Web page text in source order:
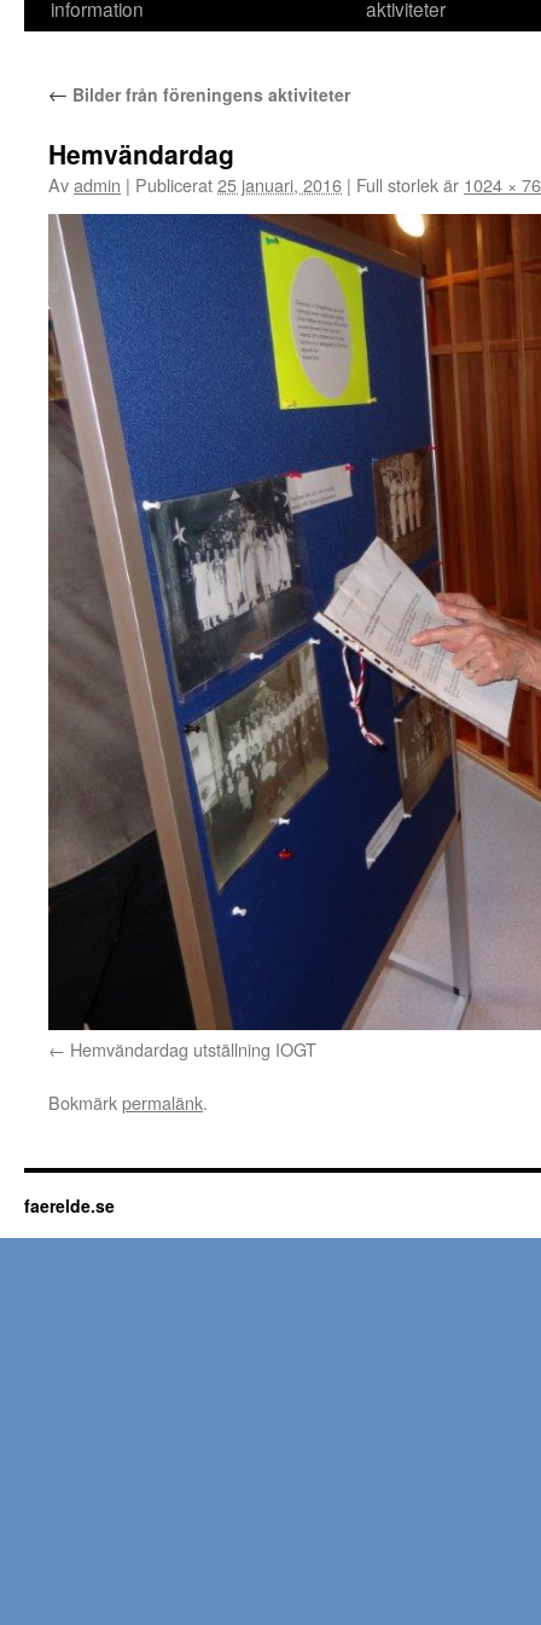
information
aktiviteter
← Bilder från föreningens aktiviteter
Hemvändardag
Avadmin | Publicerat25 januari, 2016 | Full storlek är 1024 ×
Hemvändardag utställning IOGT
Bokmärkpermalänk.
faerelde.se